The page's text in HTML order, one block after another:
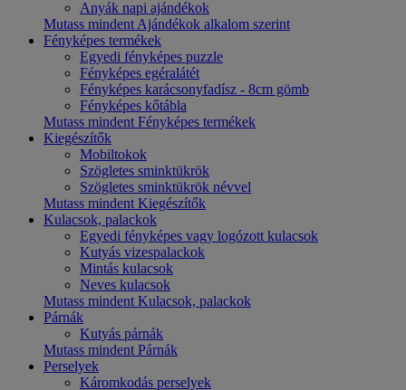
Anyák napi ajándékok
Mutass mindent Ajándékok alkalom szerint
Fényképes termékek
Egyedi fényképes puzzle
Fényképes egéralátét
Fényképes karácsonyfadísz - 8cm gömb
Fényképes kőtábla
Mutass mindent Fényképes termékek
Kiegészítők
Mobiltokok
Szögletes sminktükrök
Szögletes sminktükrök névvel
Mutass mindent Kiegészítők
Kulacsok, palackok
Egyedi fényképes vagy logózott kulacsok
Kutyás vizespalackok
Mintás kulacsok
Neves kulacsok
Mutass mindent Kulacsok, palackok
Párnák
Kutyás párnák
Mutass mindent Párnák
Perselyek
Káromkodás perselyek